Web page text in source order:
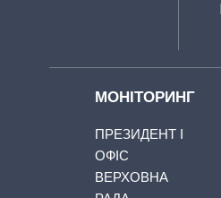
МОНІТОРИНГ
ПРЕЗИДЕНТ І
ОФІС
ВЕРХОВНА